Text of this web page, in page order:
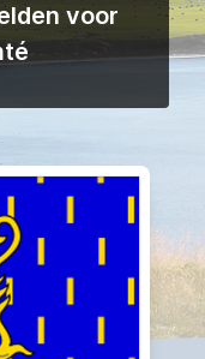
voor